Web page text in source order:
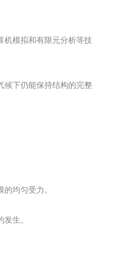
机模拟和有限元分析等技
候下仍能保持结构的完整
均匀受力。
生。